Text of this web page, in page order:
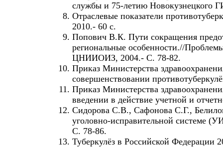
службы и 75-летию Новокузнецкого
Отраслевые показатели
2010.- 60 с.
Попович В.К. Пути сокращения
региональные особенности.//
ЦНИИОИЗ, 2004.- С. 78-82.
Приказ Министерства
совершенствовании
Приказ Министерства
введении в действие учетной и
Сидорова С.В., Сафонова С.Г.,
уголовно-исправительной системе
С. 78-86.
Туберкулёз в Российской Федерации